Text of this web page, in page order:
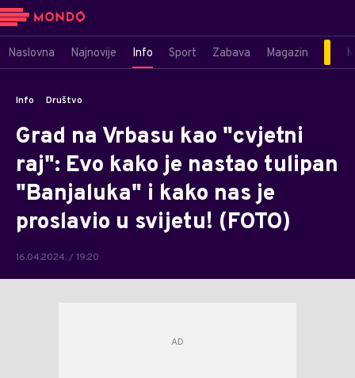
Naslovna Najnovije Info Sport Zabava Magazin
Info Društvo
Grad na Vrbasu kao "cvjetni
raj": Evo kako je nastao tulipan
"Banjaluka" i kako nas je
proslavio u svijetu! (FOTO)
16.04.2024. / 19:20